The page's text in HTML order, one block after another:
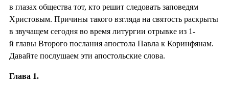
в глазах общества тот, кто решит следовать заповедям
Христовым. Причины такого взгляда на святость раскрыты
в звучащем сегодня во время литургии отрывке из 1-
й главы Второго послания апостола Павла к Коринфянам.
Давайте послушаем эти апостольские слова.
Глава 1.